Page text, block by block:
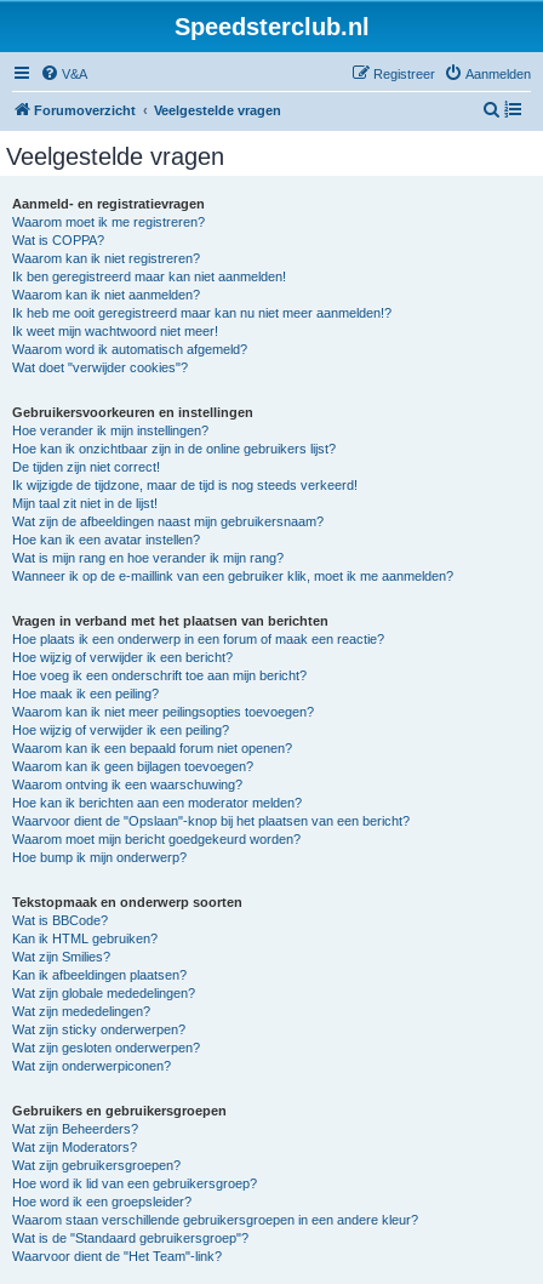
Speedsterclub.nl
V&A Aanmelden
Registreer
Forumoverzicht Veelgestelde vragen
Z
Veelgestelde vragen
Aanmeld- en registratievragen
Waarom moet ik me registreren?
Wat is COPPA?
Waarom kan ik niet registreren?
Ik ben geregistreerd maar kan niet aanmelden!
Waarom kan ik niet aanmelden?
Ik heb me ooit geregistreerd maar kan nu niet meer aanmelden!?
Ik weet mijn wachtwoord niet meer!
Waarom word ik automatisch afgemeld?
Wat doet "verwijder cookies"?
Gebruikersvoorkeuren en instellingen
Hoe verander ik mijn instellingen?
Hoe kan ik onzichtbaar zijn in de online gebruikers lijst?
De tijden zijn niet correct!
Ik wijzigde de tijdzone, maar de tijd is nog steeds verkeerd!
Mijn taal zit niet in de lijst!
Wat zijn de afbeeldingen naast mijn gebruikersnaam?
Hoe kan ik een avatar instellen?
Wat is mijn rang en hoe verander ik mijn rang?
Wanneer ik op de e-maillink van een gebruiker klik, moet ik me aanmelden?
Vragen in verband met het plaatsen van berichten
Hoe plaats ik een onderwerp in een forum of maak een reactie?
Hoe wijzig of verwijder ik een bericht?
Hoe voeg ik een onderschrift toe aan mijn bericht?
Hoe maak ik een peiling?
Waarom kan ik niet meer peilingsopties toevoegen?
Hoe wijzig of verwijder ik een peiling?
Waarom kan ik een bepaald forum niet openen?
Waarom kan ik geen bijlagen toevoegen?
Waarom ontving ik een waarschuwing?
Hoe kan ik berichten aan een moderator melden?
Waarvoor dient de "Opslaan"-knop bij het plaatsen van een bericht?
Waarom moet mijn bericht goedgekeurd worden?
Hoe bump ik mijn onderwerp?
Tekstopmaak en onderwerp soorten
Wat is BBCode?
Kan ik HTML gebruiken?
Wat zijn Smilies?
Kan ik afbeeldingen plaatsen?
Wat zijn globale mededelingen?
Wat zijn mededelingen?
Wat zijn sticky onderwerpen?
Wat zijn gesloten onderwerpen?
Wat zijn onderwerpiconen?
Gebruikers en gebruikersgroepen
Wat zijn Beheerders?
Wat zijn Moderators?
Wat zijn gebruikersgroepen?
Hoe word ik lid van een gebruikersgroep?
Hoe word ik een groepsleider?
Waarom staan verschillende gebruikersgroepen in een andere kleur?
Wat is de "Standaard gebruikersgroep"?
Waarvoor dient de "Het Team"-link?